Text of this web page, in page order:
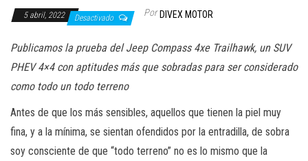
5 abril, 2022 Desactivado Por DIVEX MOTOR
Publicamos la prueba del Jeep Compass 4xe Trailhawk, un SUV
PHEV 4×4 con aptitudes más que sobradas para ser considerado
como todo un todo terreno
Antes de que los más sensibles, aquellos que tienen la piel muy
fina, y a la mínima, se sientan ofendidos por la entradilla, de sobra
soy consciente de que “todo terreno” no es lo mismo que la